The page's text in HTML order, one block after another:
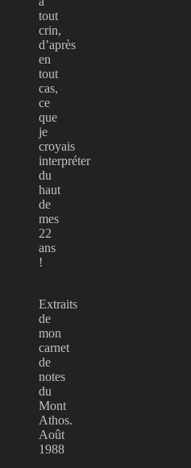
tout
crin,
d’après
en
tout
cas,
ce
que
je
croyais
interpréter
du
haut
de
mes
22
ans
!
Extraits
de
mon
carnet
de
notes
du
Mont
Athos.
Août
1988